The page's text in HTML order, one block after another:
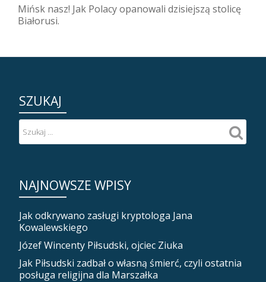
Mińsk nasz! Jak Polacy opanowali dzisiejszą stolicę
Białorusi.
SZUKAJ
NAJNOWSZE WPISY
Jak odkrywano zasługi kryptologa Jana
Kowalewskiego
Józef Wincenty Piłsudski, ojciec Ziuka
Jak Piłsudski zadbał o własną śmierć, czyli ostatnia
posługa religijna dla Marszałka